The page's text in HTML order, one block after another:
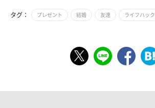
タグ： プレゼント 結婚 友達 ライフハック